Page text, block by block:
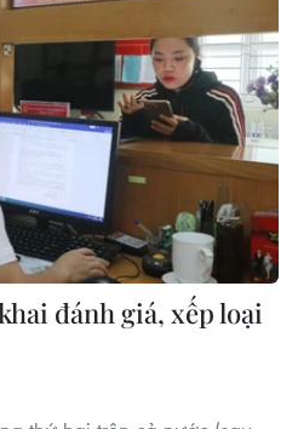
đánh giá, xếp loại